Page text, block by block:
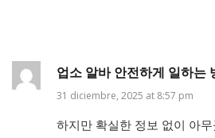
업소 알바 안전하게 일하는
31 diciembre, 2025 at 8:57 pm
하지만 확실한 정보 없이 아